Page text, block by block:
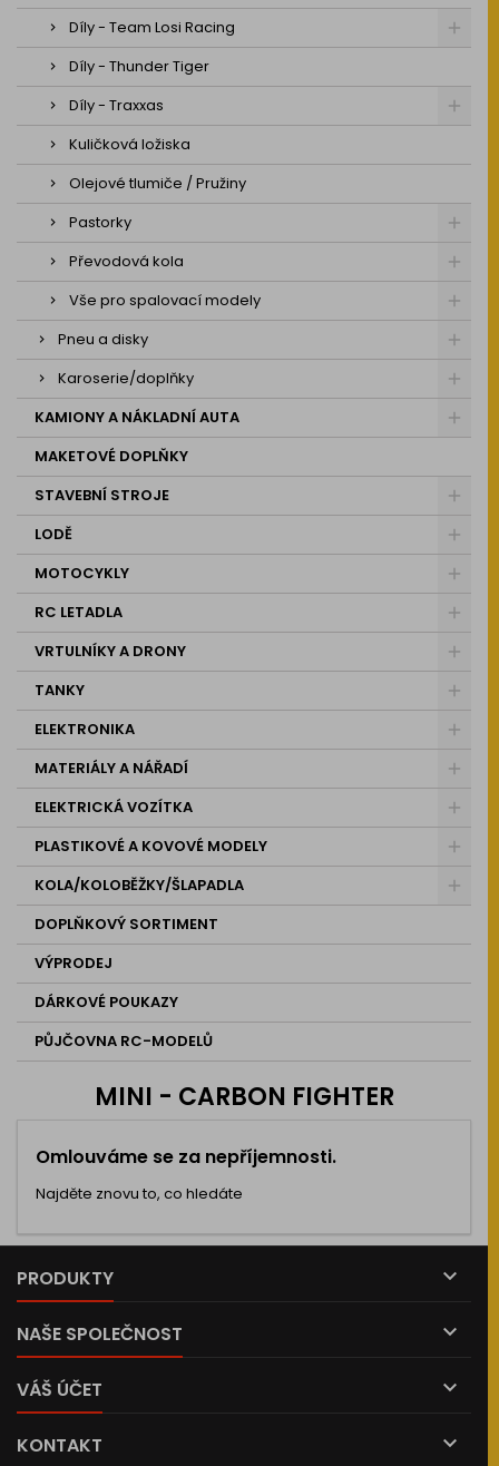
Díly - Team Losi Racing
Díly - Thunder Tiger
Díly - Traxxas
Kuličková ložiska
Olejové tlumiče / Pružiny
Pastorky
Převodová kola
Vše pro spalovací modely
Pneu a disky
Karoserie/doplňky
KAMIONY A NÁKLADNÍ AUTA
MAKETOVÉ DOPLŇKY
STAVEBNÍ STROJE
LODĚ
MOTOCYKLY
RC LETADLA
VRTULNÍKY A DRONY
TANKY
ELEKTRONIKA
MATERIÁLY A NÁŘADÍ
ELEKTRICKÁ VOZÍTKA
PLASTIKOVÉ A KOVOVÉ MODELY
KOLA/KOLOBĚŽKY/ŠLAPADLA
DOPLŇKOVÝ SORTIMENT
VÝPRODEJ
DÁRKOVÉ POUKAZY
PŮJČOVNA RC-MODELŮ
MINI - CARBON FIGHTER
Omlouváme se za nepříjemnosti.
Najděte znovu to, co hledáte
PRODUKTY 
NAŠE SPOLEČNOST 
VÁŠ ÚČET 
KONTAKT 